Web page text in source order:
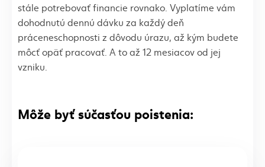
stále potrebovať financie rovnako. Vyplatíme vám
dohodnutú dennú dávku za každý deň
práceneschopnosti z dôvodu úrazu, až kým budete
môcť opäť pracovať. A to až 12 mesiacov od jej
vzniku.
Môže byť súčasťou poistenia: